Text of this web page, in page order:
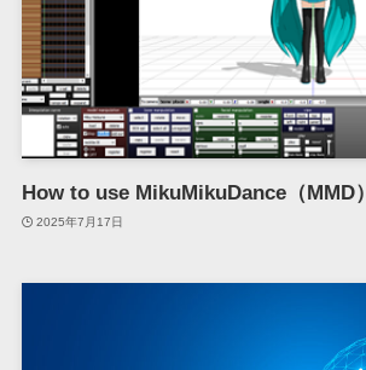
How to use MikuMikuDance（MMD）
2025年7月17日